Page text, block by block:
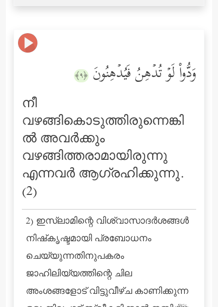
وَدُّواْ لَوۡ تُدۡهِنُ فَیُدۡهِنُونَ ﴿٩﴾
നീ
വഴങ്ങികൊടുത്തിരുന്നെങ്കി
ല്‍ അവര്‍ക്കും
വഴങ്ങിത്തരാമായിരുന്നു
എന്നവര്‍ ആഗ്രഹിക്കുന്നു.
(2)
2) ഇസ്‌ലാമിന്റെ വിശ്വാസാദര്‍ശങ്ങള്‍
നിഷ്‌കൃഷ്ടമായി പ്രബോധനം
ചെയ്യുന്നതിനുപകരം
ജാഹിലിയ്യത്തിന്റെ ചില
അംശങ്ങളോട് വിട്ടുവീഴ്ച കാണിക്കുന്ന